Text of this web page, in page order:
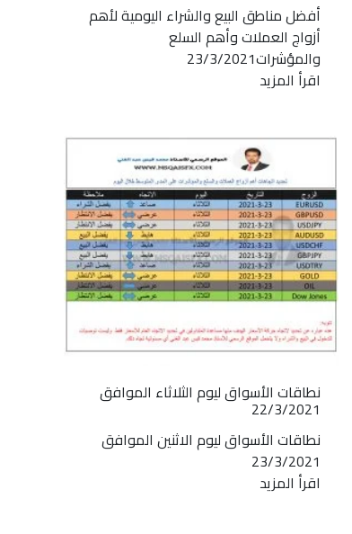
أفضل مناطق البيع والشراء اليومية لأهم
أزواج العملات وأهم السلع
والمؤشرات23/3/2021
اقرأ المزيد
نطاقات الأسواق ليوم الثلاثاء الموافق
22/3/2021
نطاقات الأسواق ليوم الاثنين الموافق
23/3/2021
اقرأ المزيد